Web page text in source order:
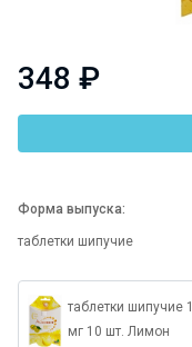
348 ₽
Форма выпуска:
таблетки шипучие
таблетки шипучие
мг 10 шт. Лимон